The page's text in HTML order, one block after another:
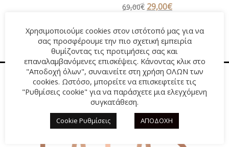
55,00€.είναι:
38,00€.
69,00€ Original
was:
69,00€.
29,00€Η
τιμή
είναι:
29,00€.
Χρησιμοποιούμε cookies στον ιστότοπό μας για να
σας προσφέρουμε την πιο σχετική εμπειρία
θυμίζοντας τις προτιμήσεις σας και
επαναλαμβανόμενες επισκέψεις. Κάνοντας κλικ στο
"Αποδοχή όλων", συναινείτε στη χρήση ΟΛΩΝ των
cookies. Ωστόσο, μπορείτε να επισκεφτείτε τις
"Ρυθμίσεις cookie" για να παράσχετε μια ελεγχόμενη
συγκατάθεση.
Cookie Ρυθμίσεις ΑΠΟΔΟΧΗ